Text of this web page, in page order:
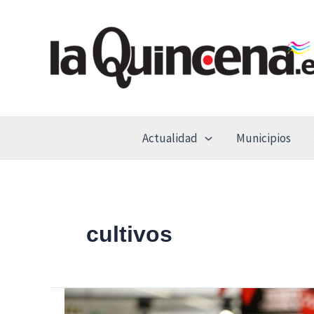
Actualidad Municipios
cultivos
La